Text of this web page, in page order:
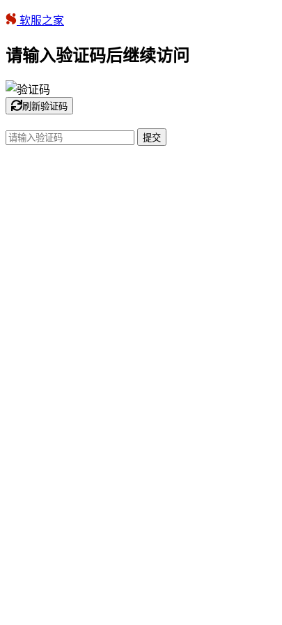
软服之家
请输入验证码后继续访问
刷新验证码